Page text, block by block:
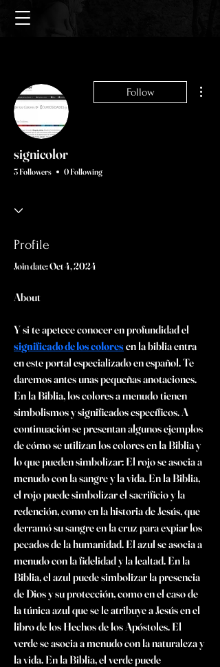
Follow
signicolor
3 Followers 0 Following
Profile
Join date: Oct 4, 2024
About
Y si te apetece conocer en profundidad el
significado de los colores en la biblia entra
en este portal especializado en español. Te
daremos antes unas pequeñas anotaciones.
En la Biblia, los colores a menudo tienen
simbolismos y significados específicos. A
continuación se presentan algunos ejemplos
de cómo se utilizan los colores en la Biblia y
lo que pueden simbolizar: El rojo se asocia a
menudo con la sangre y la vida. En la Biblia,
el rojo puede simbolizar el sacrificio y la
redención, como en la historia de Jesús, que
derramó su sangre en la cruz para expiar los
pecados de la humanidad. El azul se asocia a
menudo con la fidelidad y la lealtad. En la
Biblia, el azul puede simbolizar la presencia
de Dios y su protección, como en el caso de
la túnica azul que se le atribuye a Jesús en el
libro de los Hechos de los Apóstoles. El
verde se asocia a menudo con la naturaleza y
la vida. En la Biblia, el verde puede